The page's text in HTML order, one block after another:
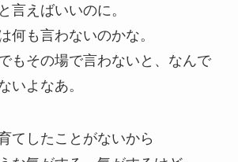
言えばいいのに。
何も言わないのかな。
もその場で言わないと、なんで
いよなあ。
てしたことがないから